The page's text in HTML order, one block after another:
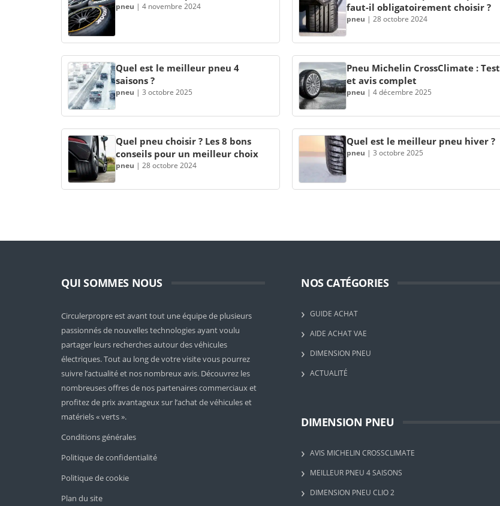
pneu | 4 novembre 2024
faut-il obligatoirement choisir ?
pneu | 28 octobre 2024
Quel est le meilleur pneu 4
saisons ?
pneu | 3 octobre 2025
Pneu Michelin CrossClimate : Test
et avis complet
pneu | 4 décembre 2025
Quel pneu choisir ? Les 8 bons
conseils pour un meilleur choix
pneu | 28 octobre 2024
Quel est le meilleur pneu hiver ?
pneu | 3 octobre 2025
QUI SOMMES NOUS
Circulerpropre est avant tout une équipe de plusieurs
passionnés de nouvelles technologies ayant voulu
partager leurs recherches autour des véhicules
électriques. Tout au long de votre visite vous pourrez
suivre l’actualité et nos nombreux avis. Découvrez les
nombreuses offres de nos partenaires commerciaux et
profitez de prix avantageux sur l’achat de véhicules et
matériels « verts ».
Conditions générales
Politique de confidentialité
Politique de cookie
Plan du site
NOS CATÉGORIES
GUIDE ACHAT
AIDE ACHAT VAE
DIMENSION PNEU
ACTUALITÉ
DIMENSION PNEU
AVIS MICHELIN CROSSCLIMATE
MEILLEUR PNEU 4 SAISONS
DIMENSION PNEU CLIO 2